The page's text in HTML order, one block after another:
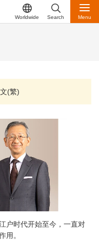
Worldwide Search Menu
(繁)
户时代开始至今，一直对
用。